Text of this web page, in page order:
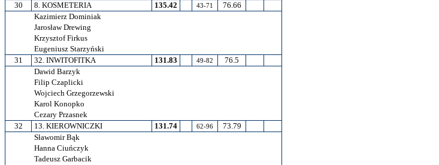
30
8. KOSMETERIA 135.42 43-71
76.66
Kazimierz Dominiak
Jarosław Drewing
Krzysztof Firkus
Eugeniusz Starzyński
31
32. INWITOFITKA 131.83 49-82
76.5
Dawid Barzyk
Filip Czaplicki
Wojciech Grzegorzewski
Karol Konopko
Cezary Przasnek
32
13. KIEROWNICZKI 131.74 62-96
73.79
Sławomir Bąk
Hanna Ciuńczyk
Tadeusz Garbacik